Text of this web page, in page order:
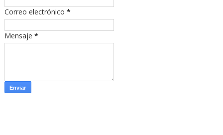
Correo electrónico *
Mensaje *